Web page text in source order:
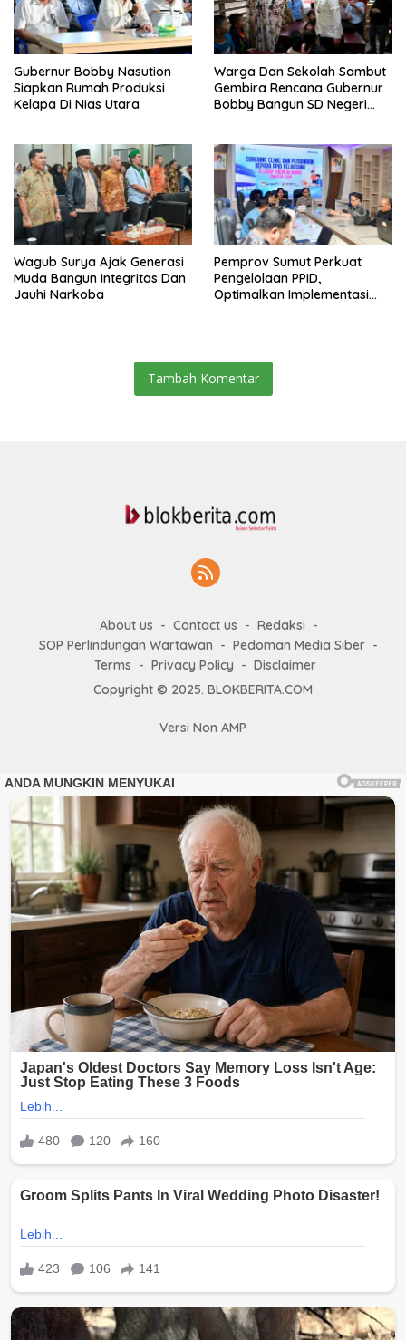
Gubernur Bobby Nasution
Siapkan Rumah Produksi
Kelapa Di Nias Utara
Warga Dan Sekolah Sambut
Gembira Rencana Gubernur
Bobby Bangun SD Negeri
Wagub Surya Ajak Generasi
Muda Bangun Integritas Dan
Jauhi Narkoba
Pemprov Sumut Perkuat
Pengelolaan PPID,
Optimalkan Implementasi
Tambah Komentar
About us Contact us
Redaksi
SOP Perlindungan Wartawan
Pedoman Media Siber
Terms
Privacy Policy
Disclaimer
Copyright © 2025. BLOKBERITA.COM
Versi Non AMP